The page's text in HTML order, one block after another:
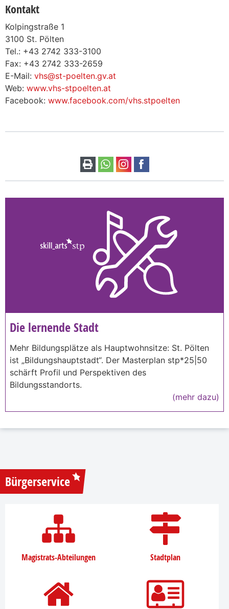
Kontakt
Kolpingstraße 1
3100 St. Pölten
Tel.: +43 2742 333-3100
Fax: +43 2742 333-2659
E-Mail: vhs@st-poelten.gv.at
Web: www.vhs-stpoelten.at
Facebook: www.facebook.com/vhs.stpoelten
Die lernende Stadt
Mehr Bildungsplätze als Hauptwohnsitze: St. Pölten
ist „Bildungshauptstadt“. Der Masterplan stp*25|50
schärft Profil und Perspektiven des
Bildungsstandorts.
(mehr dazu)
Bürgerservice
Magistrats-Abteilungen Stadtplan